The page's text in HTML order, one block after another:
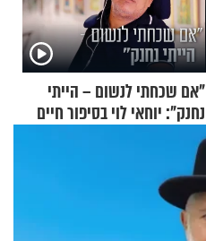
"אם שכחתי לנשום – הייתי
נחנק": יוחאי לוי בסיפור חיים
מעורר השראה